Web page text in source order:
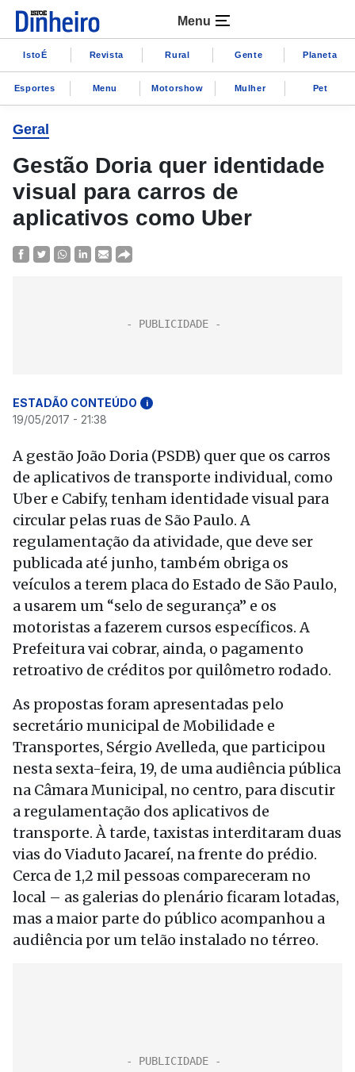
Menu
IstoÉ Revista Rural Gente Planeta
Esportes Menu Motorshow Mulher Pet
Geral
Gestão Doria quer identidade
visual para carros de
aplicativos como Uber
ESTADÃO CONTEÚDO i
19/05/2017 - 21:38
A gestão João Doria (PSDB) quer que os carros
de aplicativos de transporte individual, como
Uber e Cabify, tenham identidade visual para
circular pelas ruas de São Paulo. A
regulamentação da atividade, que deve ser
publicada até junho, também obriga os
veículos a terem placa do Estado de São Paulo,
a usarem um “selo de segurança” e os
motoristas a fazerem cursos específicos. A
Prefeitura vai cobrar, ainda, o pagamento
retroativo de créditos por quilômetro rodado.
As propostas foram apresentadas pelo
secretário municipal de Mobilidade e
Transportes, Sérgio Avelleda, que participou
nesta sexta-feira, 19, de uma audiência pública
na Câmara Municipal, no centro, para discutir
a regulamentação dos aplicativos de
transporte. À tarde, taxistas interditaram duas
vias do Viaduto Jacareí, na frente do prédio.
Cerca de 1,2 mil pessoas compareceram no
local – as galerias do plenário ficaram lotadas,
mas a maior parte do público acompanhou a
audiência por um telão instalado no térreo.